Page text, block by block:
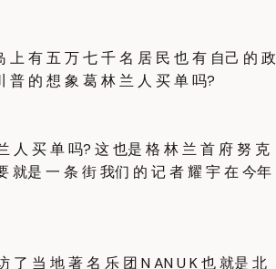
上 有 五 万 七 千 名 居 民 也 有 自己 的 政
普 的 想 象 葛 林 兰 人 买 单 吗?
人 买 单 吗? 这 也是 格 林 兰 首 府 努 克
就是 一 条 街 我们 的 记 者 耀 宇 在 今年
了 当 地 著 名 乐 团 N AN U K 也 就是 北